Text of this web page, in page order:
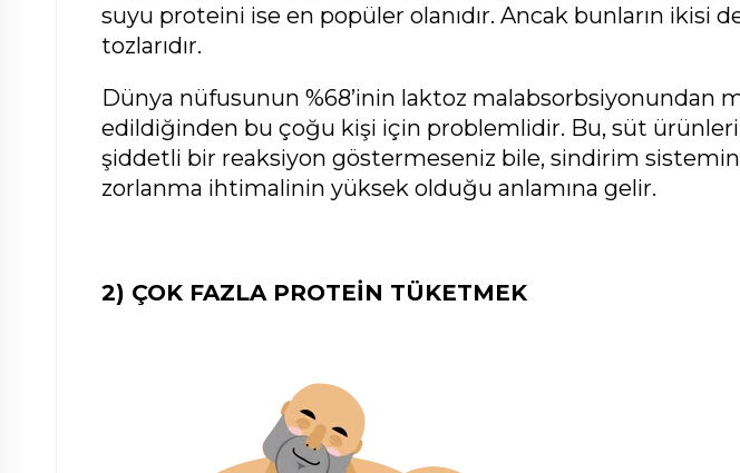
suyu proteini ise en popüler olanıdır. Ancak bunların ikisi
tozlarıdır.
Dünya nüfusunun %68’inin laktoz malabsorbsiyonundan
edildiğinden bu çoğu kişi için problemlidir. Bu, süt
şiddetli bir reaksiyon göstermeseniz bile, sindirim
zorlanma ihtimalinin yüksek olduğu anlamına gelir.
2) ÇOK FAZLA PROTEİN TÜKETMEK